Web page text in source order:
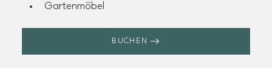
Gartenmöbel
BUCHEN